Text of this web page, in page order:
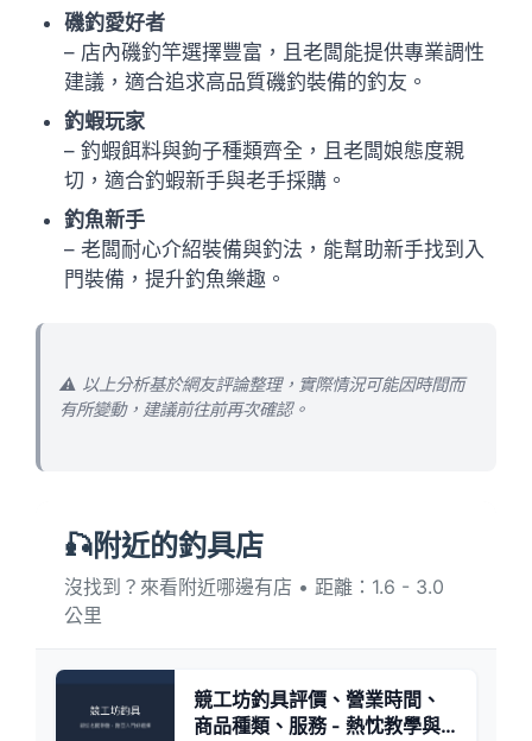
磯釣愛好者
– 店內磯釣竿選擇豐富，且老闆能提供專業調性
建議，適合追求高品質磯釣裝備的釣友。
釣蝦玩家
– 釣蝦餌料與鉤子種類齊全，且老闆娘態度親
切，適合釣蝦新手與老手採購。
釣魚新手
– 老闆耐心介紹裝備與釣法，能幫助新手找到入
門裝備，提升釣魚樂趣。
⚠️ 以上分析基於網友評論整理，實際情況可能因時間而
有所變動，建議前往前再次確認。
🎣附近的釣具店
沒找到？來看附近哪邊有店 • 距離：1.6 - 3.0
公里
競工坊釣具評價、營業時間、
商品種類、服務 - 熱忱教學與